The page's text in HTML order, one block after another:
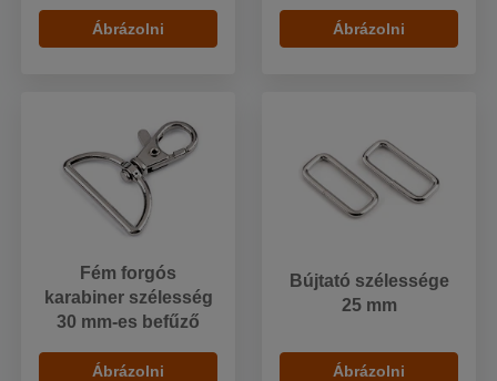
Ábrázolni Ábrázolni
Fém forgós
karabiner szélesség
30 mm-es befűző
Ábrázolni
Bújtató szélessége
25 mm
Ábrázolni